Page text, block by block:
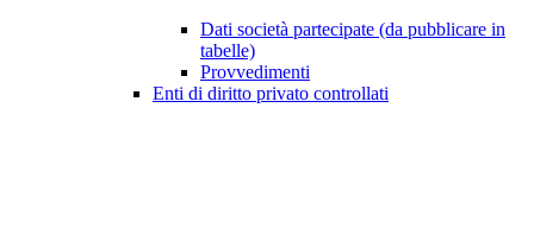
Dati società partecipate (da pubblicare in
tabelle)
Provvedimenti
Enti di diritto privato controllati